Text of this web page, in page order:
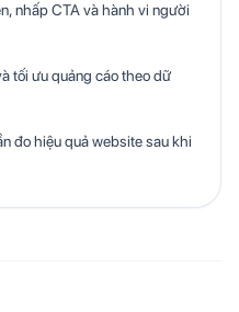
nhấp CTA và hành vi người
tối ưu quảng cáo theo dữ
đo hiệu quả website sau khi